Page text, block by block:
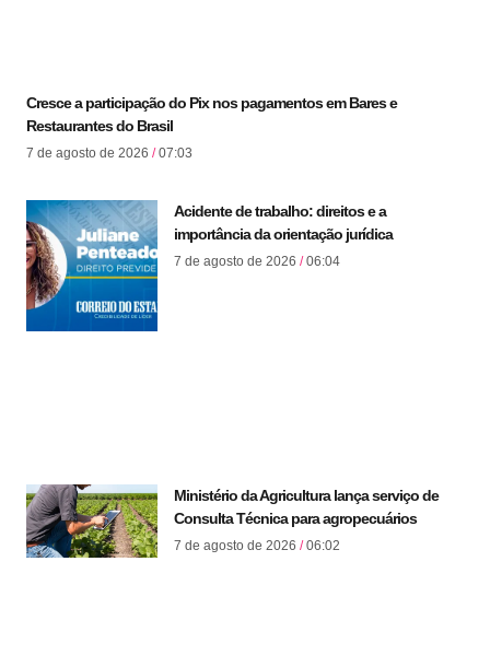
Cresce a participação do Pix nos pagamentos em Bares e
Restaurantes do Brasil
7 de agosto de 2026 07:03
Acidente de trabalho: direitos e a
importância da orientação jurídica
7 de agosto de 2026 06:04
Ministério da Agricultura lança serviço de
Consulta Técnica para agropecuários
7 de agosto de 2026 06:02